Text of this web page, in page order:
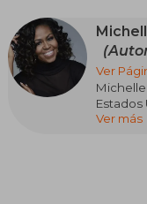
Ver
Estados
Ver más